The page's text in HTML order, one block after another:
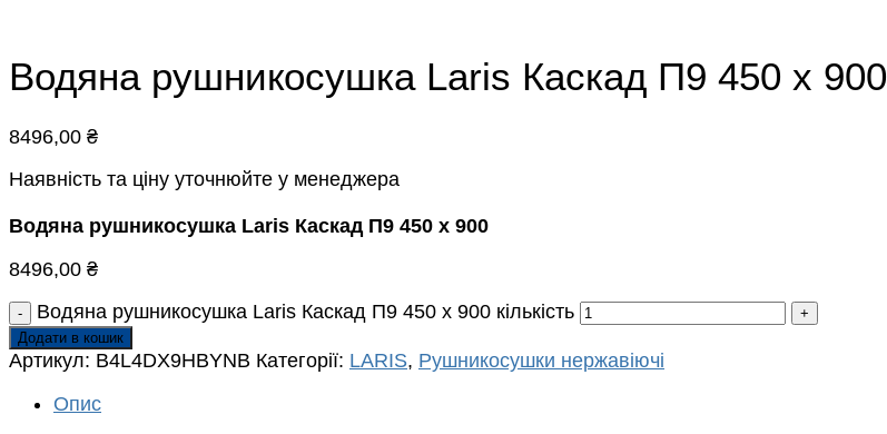
Водяна рушникосушка Laris Каскад П9 450 х 900
8496,00 ₴
Наявність та ціну уточнюйте у менеджера
Водяна рушникосушка Laris Каскад П9 450 х 900
8496,00 ₴
Водяна рушникосушка Laris Каскад П9 450 х 900 кількість
Додати в кошик
Артикул: B4L4DX9HBYNB Категорії: LARIS, Рушникосушки нержавіючі
Опис